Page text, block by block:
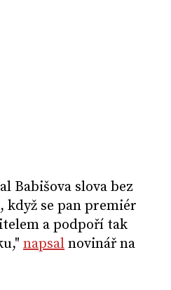
Babišova slova bez
když se pan premiér
a podpoří tak
napsal novinář na